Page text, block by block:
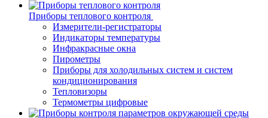
Приборы теплового контроля
Измерители-регистраторы
Индикаторы температуры
Инфракрасные окна
Пирометры
Приборы для холодильных систем и систем
кондиционирования
Тепловизоры
Термометры цифровые